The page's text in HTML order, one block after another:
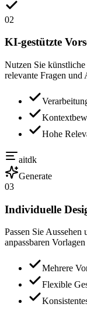
02
KI-gestützte
Nutzen Sie
relevante Fragen und
Hohe
aitdk
Generate
03
Individuelle
Passen Sie
anpassbaren
Mehrere
Flexible